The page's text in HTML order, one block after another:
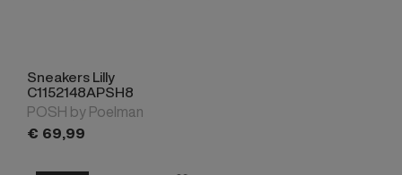
Sneakers Lilly
C1152148APSH8
POSH by Poelman
€ 69,99